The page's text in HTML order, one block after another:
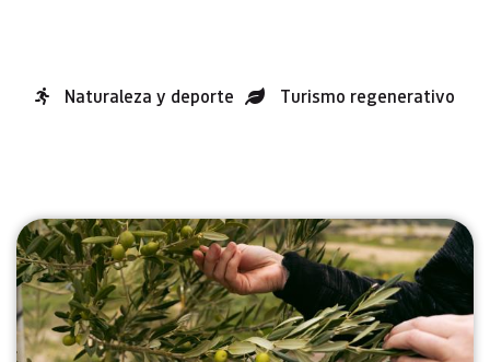
Naturaleza y deporte Turismo regenerativo